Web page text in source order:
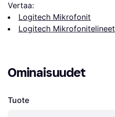
Vertaa:
Logitech Mikrofonit
Logitech Mikrofonitelineet
Ominaisuudet
Tuote